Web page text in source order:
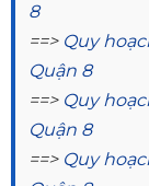
8
==> Quy
Quận 8
==> Quy
Quận 8
==> Quy